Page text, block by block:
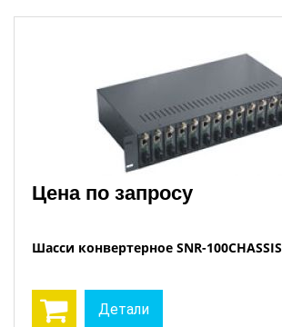
Цена по запросу
Шасси конвертерное SNR-100CHASSIS
Детали